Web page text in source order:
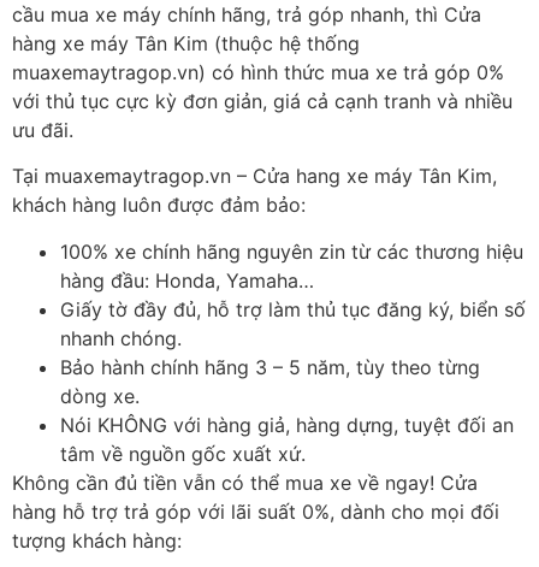
cầu mua xe máy chính hãng, trả góp nhanh, thì Cửa
hàng xe máy Tân Kim (thuộc hệ thống
muaxemaytragop.vn) có hình thức mua xe trả góp 0%
với thủ tục cực kỳ đơn giản, giá cả cạnh tranh và nhiều
ưu đãi.
Tại muaxemaytragop.vn – Cửa hang xe máy Tân Kim,
khách hàng luôn được đảm bảo:
100% xe chính hãng nguyên zin từ các thương hiệu
hàng đầu: Honda, Yamaha…
Giấy tờ đầy đủ, hỗ trợ làm thủ tục đăng ký, biển số
nhanh chóng.
Bảo hành chính hãng 3 – 5 năm, tùy theo từng
dòng xe.
Nói KHÔNG với hàng giả, hàng dựng, tuyệt đối an
tâm về nguồn gốc xuất xứ.
Không cần đủ tiền vẫn có thể mua xe về ngay! Cửa
hàng hỗ trợ trả góp với lãi suất 0%, dành cho mọi đối
tượng khách hàng: